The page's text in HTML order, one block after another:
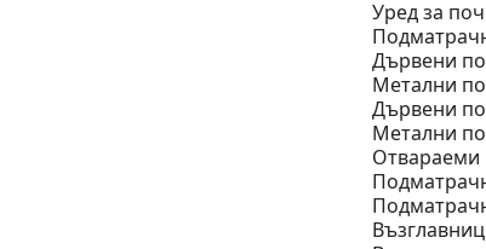
Уред за
Дървени
Метални
Дървени
Метални
Отвараеми